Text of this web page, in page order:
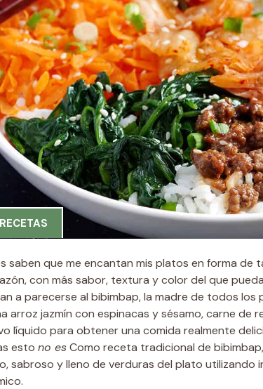
saben que me encantan mis platos en forma de
con más sabor, textura y color del que
a parecerse al bibimbap, la madre de todos
arroz jazmín con espinacas y sésamo, carne de
líquido para obtener una comida realmente
esto no esComo receta tradicional de
sabroso y lleno de verduras del plato utilizando